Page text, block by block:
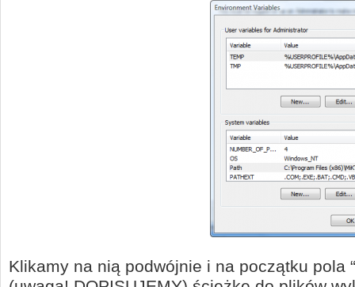
Klikamy na nią podwójnie i na początku pola